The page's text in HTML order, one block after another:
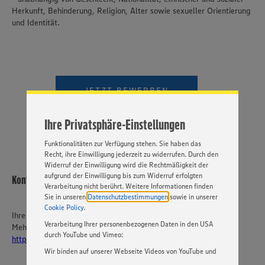
Ihre Privatsphäre-Einstellungen
Cookies und anderer Technologien ist freiwillig und kann
„EINSTELLUNGEN ÄNDERN”. Bitte beachten Sie, dass auf
Basis Ihrer Einstellungen ggf. nicht mehr alle
Funktionalitäten zur Verfügung stehen. Sie haben das
Recht, ihre Einwilligung jederzeit zu widerrufen. Durch den
Widerruf der Einwilligung wird die Rechtmäßigkeit der
aufgrund der Einwilligung bis zum Widerruf erfolgten
Verarbeitung nicht berührt. Weitere Informationen finden
Sie in unseren Datenschutzbestimmungen sowie in unserer
Cookie Policy.
Verarbeitung Ihrer personenbezogenen Daten in den USA
durch YouTube und Vimeo:
Wir binden auf unserer Webseite Videos von YouTube und
Herkunft, Behinderung, Religion, Alter sowie sexueller Orientierung
und Identität.
JETZT BEWERBEN
Kontakt
Ihre Ansprechperson
Mehr über EDEKA Südwest:
https://karriere-edeka.de/